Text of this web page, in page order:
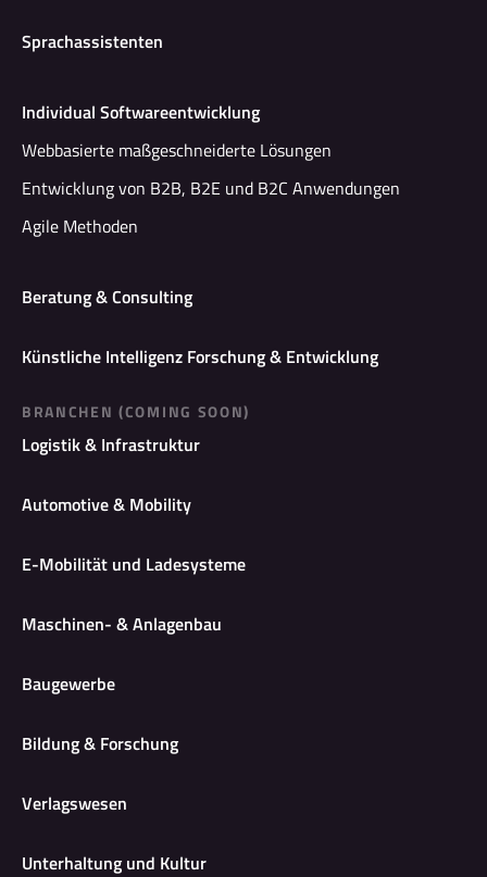
Sprachassistenten
Individual Softwareentwicklung
Webbasierte maßgeschneiderte Lösungen
Entwicklung von B2B, B2E und B2C Anwendungen
Agile Methoden
Beratung & Consulting
Künstliche Intelligenz Forschung & Entwicklung
BRANCHEN (COMING SOON)
Logistik & Infrastruktur
Automotive & Mobility
E-Mobilität und Ladesysteme
Maschinen- & Anlagenbau
Baugewerbe
Bildung & Forschung
Verlagswesen
Unterhaltung und Kultur